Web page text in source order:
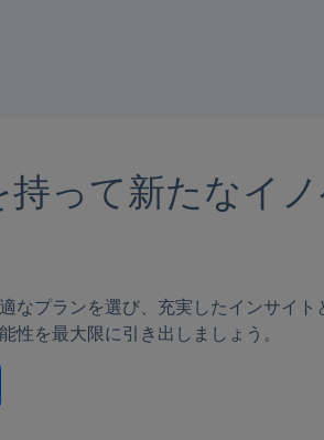
持って新たなイ
なプランを選び、充実したインサイ
性を最大限に引き出しましょう。